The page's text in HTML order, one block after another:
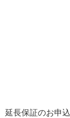
延長保証のお申